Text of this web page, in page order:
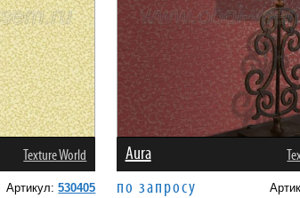
Texture World
Артикул:530405
Aura
по запросу